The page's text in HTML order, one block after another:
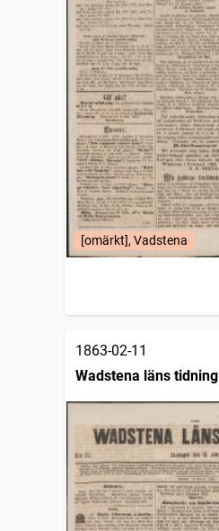
[omärkt], Vadstena
1863-02-11
Wadstena läns tidning